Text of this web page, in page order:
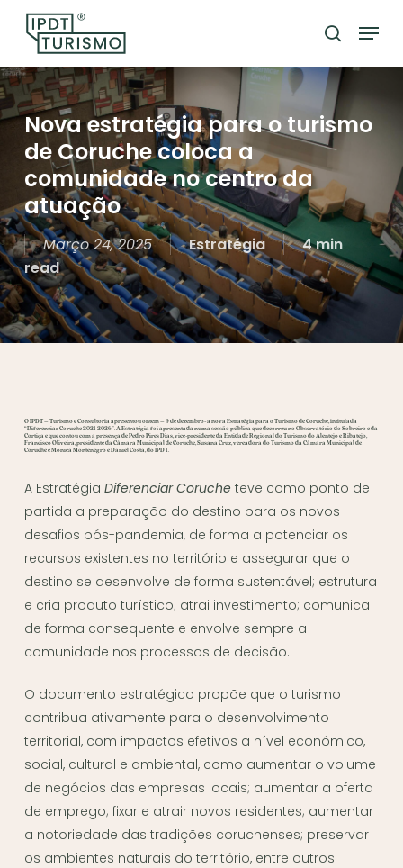
content
search
Menu
Nova estratégia para o turismo
de Coruche coloca a
comunidade no centro da
atuação
Março 24, 2025 Estratégia
4 min
read
O IPDT – Turismo e Consultoria apresentou ontem – 9 de dezembro- a nova Estratégia para o Turismo de Coruche, intitulada
“Diferenciar Coruche 2021-2026”. A Estratégia foi apresentada numa sessão pública que decorreu no Observatório do Sobreiro e da
Cortiça e que contou com a presença de Pedro Pires Dias, vice-presidente da Entidade Regional do Turismo do Alentejo e Ribatejo,
Francisco Oliveira, presidente da Câmara Municipal de Coruche, Susana Cruz, vereadora do Turismo da Câmara Municipal de
Coruche e Mónica Montenegro e Daniel Costa, do IPDT.
A Estratégia Diferenciar Coruche teve como ponto de
partida a preparação do destino para os novos
desafios pós-pandemia, de forma a potenciar os
recursos existentes no território e assegurar que o
destino se desenvolve de forma sustentável; estrutura
e cria produto turístico; atrai investimento; comunica
de forma consequente e envolve sempre a
comunidade nos processos de decisão.
O documento estratégico propõe que o turismo
contribua ativamente para o desenvolvimento
territorial, com impactos efetivos a nível económico,
social, cultural e ambiental, como aumentar o volume
de negócios das empresas locais; aumentar a oferta
de emprego; fixar e atrair novos residentes; aumentar
a notoriedade das tradições coruchenses; preservar
os ambientes naturais do território, entre outros